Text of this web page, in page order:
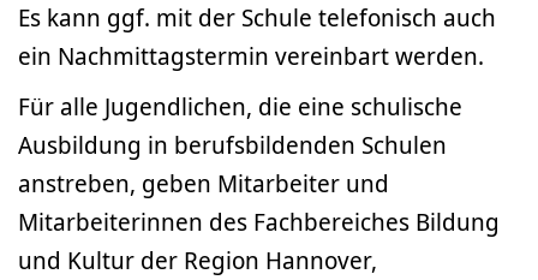
Es kann ggf. mit der Schule telefonisch auch
ein Nachmittagstermin vereinbart werden.
Für alle Jugendlichen, die eine schulische
Ausbildung in berufsbildenden Schulen
anstreben, geben Mitarbeiter und
Mitarbeiterinnen des Fachbereiches Bildung
und Kultur der Region Hannover,